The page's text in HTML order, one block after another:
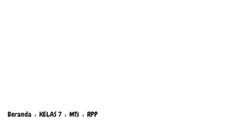
Beranda › KELAS 7 › MTs › RPP